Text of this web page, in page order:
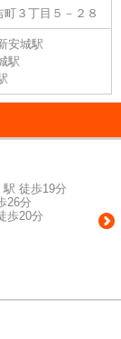
３丁目５－２８
安城駅
駅
徒歩19分
26分
歩20分